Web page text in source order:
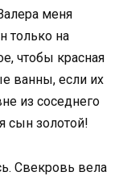
меня
только на
чтобы красная
ванны, если их
из соседнего
сын золотой!
Свекровь вела